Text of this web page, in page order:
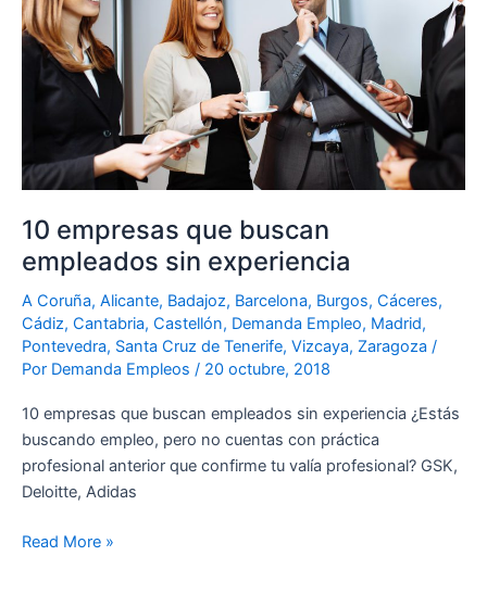
10 empresas que buscan
empleados sin experiencia
A Coruña, Alicante, Badajoz, Barcelona, Burgos, Cáceres,
Cádiz, Cantabria, Castellón, Demanda Empleo, Madrid,
Pontevedra, Santa Cruz de Tenerife, Vizcaya, Zaragoza /
Por Demanda Empleos / 20 octubre, 2018
10 empresas que buscan empleados sin experiencia ¿Estás
buscando empleo, pero no cuentas con práctica
profesional anterior que confirme tu valía profesional? GSK,
Deloitte, Adidas
empleados
sin
experiencia
Read More »